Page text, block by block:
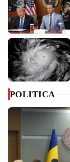
POLITICA